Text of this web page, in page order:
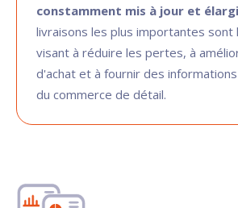
constamment mis à jour et
livraisons les plus importantes sont
visant à réduire les pertes, à
d'achat et à fournir des
du commerce de détail.